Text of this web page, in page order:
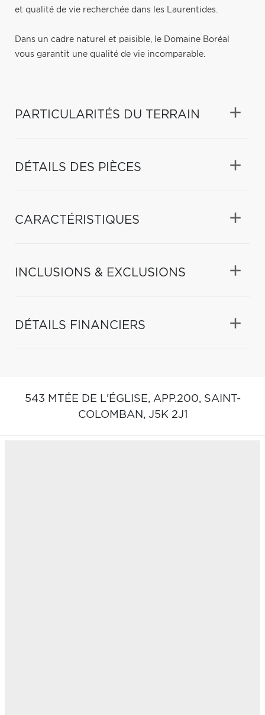
et qualité de vie recherchée dans les Laurentides.
Dans un cadre naturel et paisible, le Domaine Boréal
vous garantit une qualité de vie incomparable.
PARTICULARITÉS DU TERRAIN
DÉTAILS DES PIÈCES
CARACTÉRISTIQUES
INCLUSIONS & EXCLUSIONS
DÉTAILS FINANCIERS
543 MTÉE DE L'ÉGLISE, APP.200, SAINT-
COLOMBAN, J5K 2J1